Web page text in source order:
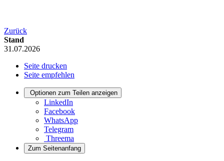
Zurück
Stand
31.07.2026
Seite drucken
Seite empfehlen
Optionen zum Teilen anzeigen
LinkedIn
Facebook
WhatsApp
Telegram
Threema
Zum Seitenanfang